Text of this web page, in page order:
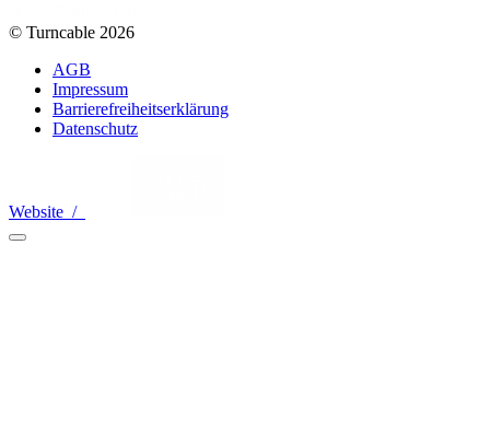
© Turncable 2026
AGB
Impressum
Barrierefreiheitserklärung
Datenschutz
Website /